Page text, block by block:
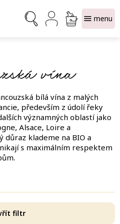
NÁKUPNÍ
KOŠÍK
vína
bílá vína z malých
především z údolí řeky
významných oblastí jako
Alsace, Loire a
důraz klademe na BIO a
s maximálním respektem
filtr